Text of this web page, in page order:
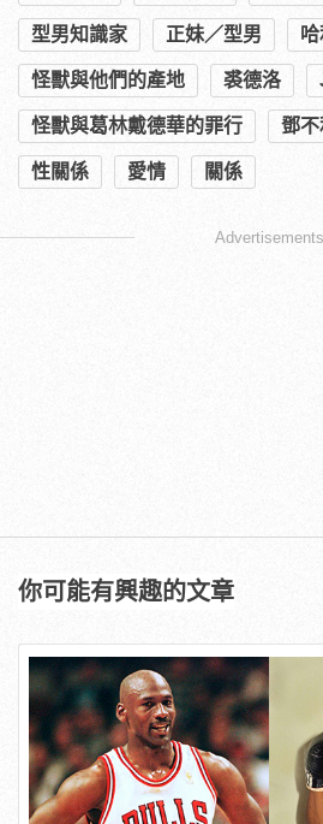
型男知識家 正妹／型男
怪獸與他們的產地 裘德洛
怪獸與葛林戴德華的罪行 鄧
性關係 愛情 關係
Advertisements
你可能有興趣的文章